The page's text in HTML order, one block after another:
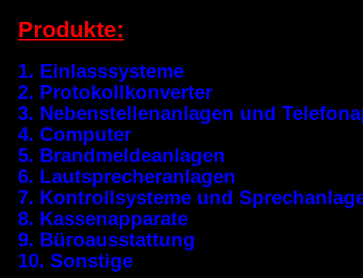
Produkte:
1. Einlasssysteme
2. Protokollkonverter
3. Nebenstellenanlagen und
4. Computer
5. Brandmeldeanlagen
6. Lautsprecheranlagen
7. Kontrollsysteme und
8. Kassenapparate
9. Büroausstattung
10. Sonstige